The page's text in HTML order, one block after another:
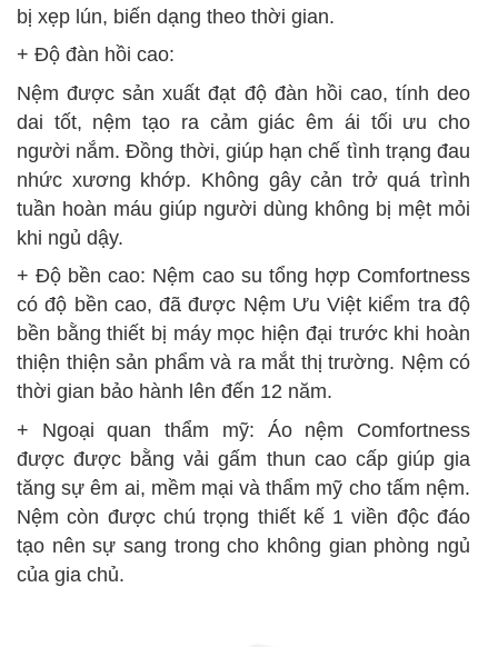
bị xẹp lún, biến dạng theo thời gian.
+ Độ đàn hồi cao:
Nệm được sản xuất đạt độ đàn hồi cao, tính deo
dai tốt, nệm tạo ra cảm giác êm ái tối ưu cho
người nắm. Đồng thời, giúp hạn chế tình trạng đau
nhức xương khớp. Không gây cản trở quá trình
tuần hoàn máu giúp người dùng không bị mệt mỏi
khi ngủ dậy.
+ Độ bền cao: Nệm cao su tổng hợp Comfortness
có độ bền cao, đã được Nệm Ưu Việt kiểm tra độ
bền bằng thiết bị máy mọc hiện đại trước khi hoàn
thiện thiện sản phẩm và ra mắt thị trường. Nệm có
thời gian bảo hành lên đến 12 năm.
+ Ngoại quan thẩm mỹ: Áo nệm Comfortness
được được bằng vải gấm thun cao cấp giúp gia
tăng sự êm ai, mềm mại và thẩm mỹ cho tấm nệm.
Nệm còn được chú trọng thiết kế 1 viền độc đáo
tạo nên sự sang trong cho không gian phòng ngủ
của gia chủ.